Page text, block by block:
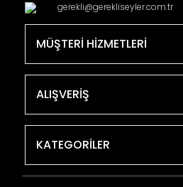
gerekli@gerekliseyler.com.tr
MÜŞTERİ HİZMETLERİ
ALIŞVERİŞ
KATEGORİLER